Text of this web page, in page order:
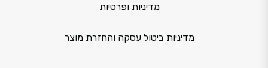
מדיניות ופרטיות
מדיניות ביטול עסקה והחזרת מוצר